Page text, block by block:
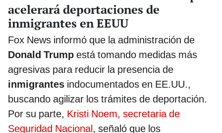
acelerará deportaciones de
inmigrantes en EEUU
Fox News informó que la administración de
Donald Trump está tomando medidas más
agresivas para reducir la presencia de
inmigrantes indocumentados en EE.UU.,
buscando agilizar los trámites de deportación.
Por su parte, Kristi Noem, secretaria de
Seguridad Nacional, señaló que los